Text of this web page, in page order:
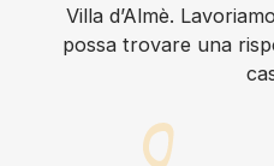
Villa d’Almè.
possa trovare una